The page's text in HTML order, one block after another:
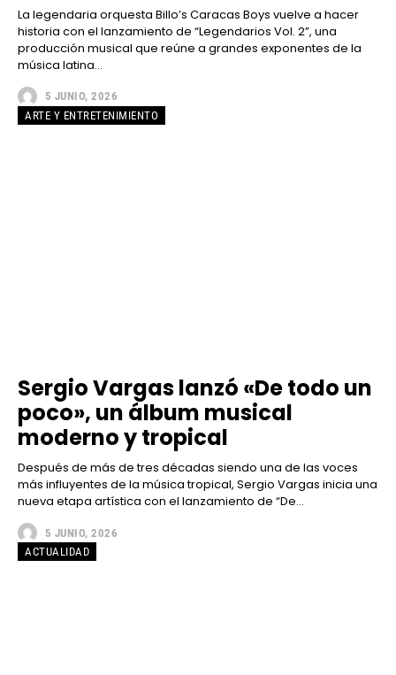
La legendaria orquesta Billo’s Caracas Boys vuelve a hacer
historia con el lanzamiento de “Legendarios Vol. 2”, una
producción musical que reúne a grandes exponentes de la
música latina...
5 JUNIO, 2026
ARTE Y ENTRETENIMIENTO
Sergio Vargas lanzó «De todo un
poco», un álbum musical
moderno y tropical
Después de más de tres décadas siendo una de las voces
más influyentes de la música tropical, Sergio Vargas inicia una
nueva etapa artística con el lanzamiento de “De...
5 JUNIO, 2026
ACTUALIDAD